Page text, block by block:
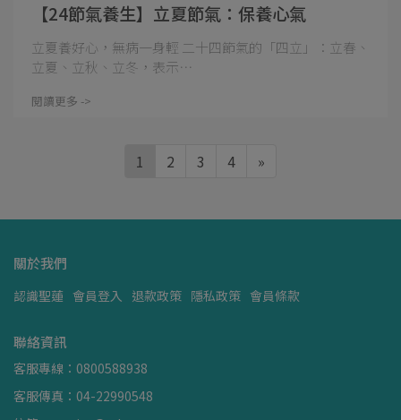
【24節氣養生】立夏節氣：保養心氣
立夏養好心，無病一身輕 二十四節氣的「四立」：立春、
立夏、立秋、立冬，表示⋯
閱讀更多 ->
1 2 3 4 »
關於我們
認識聖蓮 會員登入 退款政策 隱私政策 會員條款
聯絡資訊
客服專線：0800588938
客服傳真：04-22990548